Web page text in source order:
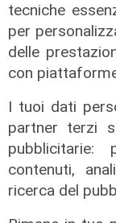
tecniche
per
delle
con
I tuoi dati
partner terzi
pubblicitarie:
contenuti,
ricerca del
ALTRE